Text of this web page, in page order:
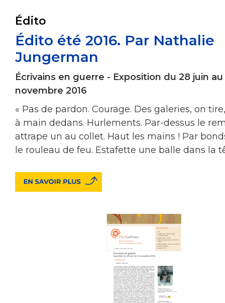
Édito
Édito été 2016. Par Nathalie
Jungerman
Écrivains en guerre - Exposition du 28 juin au
novembre 2016
« Pas de pardon. Courage. Des galeries, on
à main dedans. Hurlements. Par-dessus le
attrape un au collet. Haut les mains ! Par
le rouleau de feu. Estafette une balle dans la